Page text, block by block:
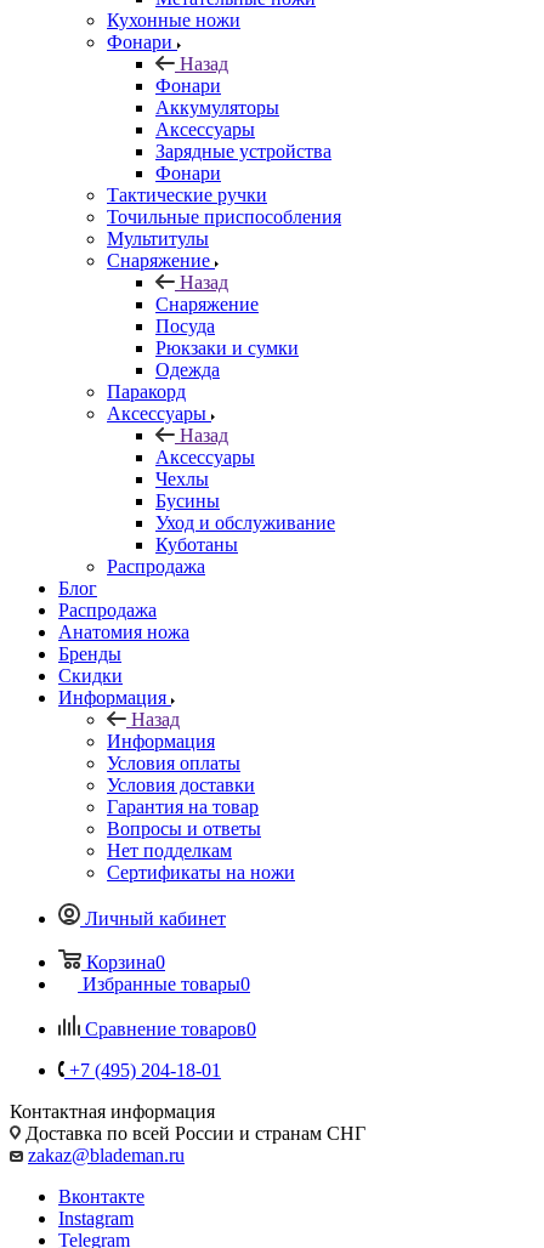
Кухонные ножи
Фонари
Назад
Фонари
Аккумуляторы
Аксессуары
Зарядные устройства
Фонари
Тактические ручки
Точильные приспособления
Мультитулы
Снаряжение
Назад
Снаряжение
Посуда
Рюкзаки и сумки
Одежда
Паракорд
Аксессуары
Назад
Аксессуары
Чехлы
Бусины
Уход и обслуживание
Куботаны
Распродажа
Блог
Распродажа
Анатомия ножа
Бренды
Скидки
Информация
Назад
Информация
Условия оплаты
Условия доставки
Гарантия на товар
Вопросы и ответы
Нет подделкам
Сертификаты на ножи
Личный кабинет
Корзина0
Избранные товары0
Сравнение товаров0
+7 (495) 204-18-01
Контактная информация
Доставка по всей России и странам СНГ
zakaz@blademan.ru
Вконтакте
Instagram
Telegram